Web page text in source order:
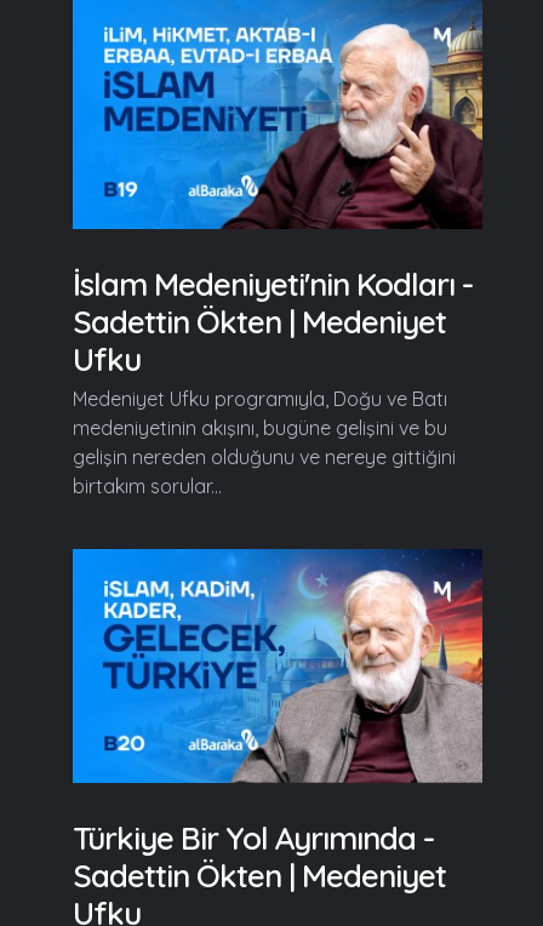
İslam Medeniyeti'nin Kodları -
Sadettin Ökten | Medeniyet
Ufku
Medeniyet Ufku programıyla, Doğu ve Batı
medeniyetinin akışını, bugüne gelişini ve bu
gelişin nereden olduğunu ve nereye gittiğini
birtakım sorular...
Türkiye Bir Yol Ayrımında -
Sadettin Ökten | Medeniyet
Ufku